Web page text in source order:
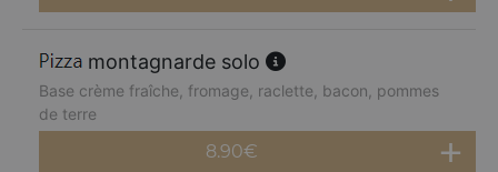
montagnarde solo
Base crème fraîche, fromage, raclette, bacon, pommes
de terre
8.90€